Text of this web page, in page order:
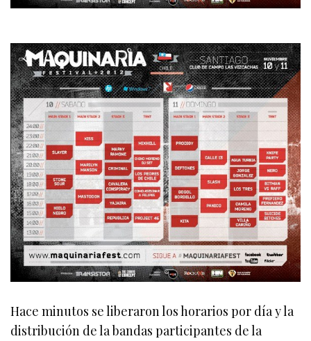
Hace minutos se liberaron los horarios por día y la
distribución de la bandas participantes de la